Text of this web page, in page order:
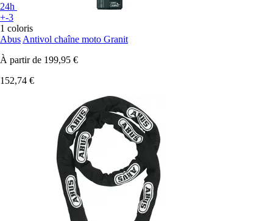
24h
+-3
1 coloris
Abus Antivol chaîne moto Granit
À partir de 199,95 €
152,74 €